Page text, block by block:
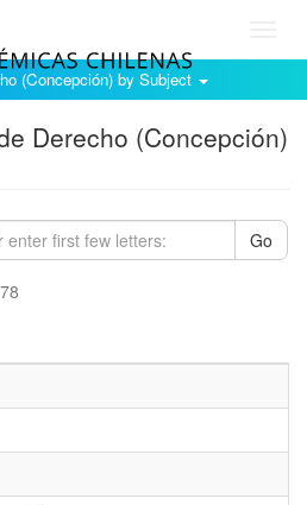
(Concepción) by Subject
Derecho (Concepción)
Go